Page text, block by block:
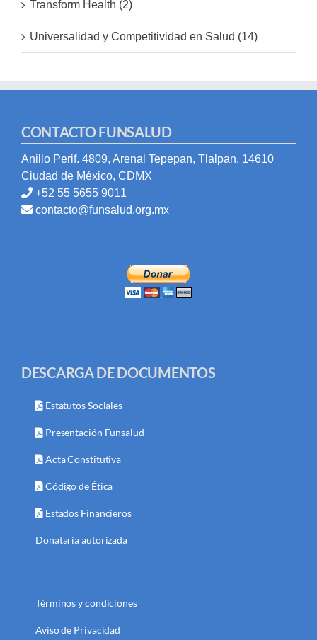
Transform Health (2)
Universalidad y Competitividad en Salud (14)
CONTACTO FUNSALUD
Anillo Perif. 4809, Arenal Tepepan, Tlalpan, 14610
Ciudad de México, CDMX
+52 55 5655 9011
contacto@funsalud.org.mx
DESCARGA DE DOCUMENTOS
Estatutos Sociales
Presentación Funsalud
Acta Constitutiva
Código de Ética
Estados Financieros
Donataria autorizada
Términos y condiciones
Aviso de Privacidad